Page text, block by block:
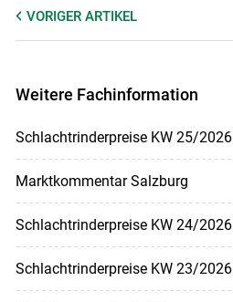
VORIGER ARTIKEL
Weitere Fachinformation
Schlachtrinderpreise KW 25/2026
Marktkommentar Salzburg
Schlachtrinderpreise KW 24/2026
Schlachtrinderpreise KW 23/2026